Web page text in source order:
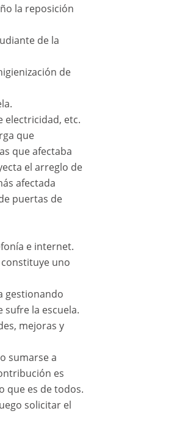
la reposición
de la
de
electricidad, etc.
que
que afectaba
el arreglo de
afectada
puertas de
e internet.
uno
gestionando
la escuela.
mejoras y
sumarse a
es
que es de todos.
solicitar el